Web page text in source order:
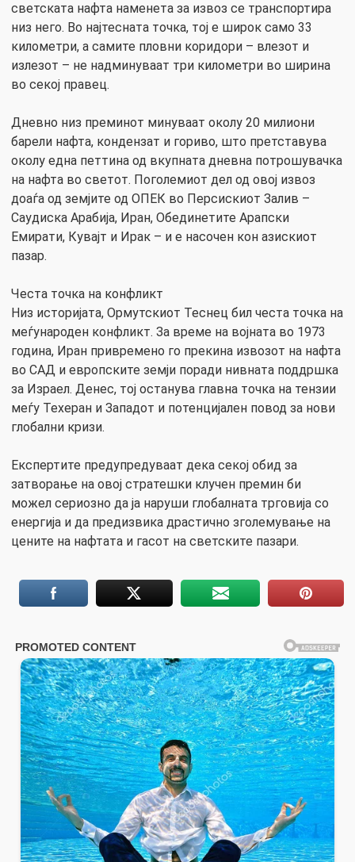
светската нафта наменета за извоз се транспортира
низ него. Во најтесната точка, тој е широк само 33
километри, а самите пловни коридори – влезот и
излезот – не надминуваат три километри во ширина
во секој правец.
Дневно низ преминот минуваат околу 20 милиони
барели нафта, кондензат и гориво, што претставува
околу една петтина од вкупната дневна потрошувачка
на нафта во светот. Поголемиот дел од овој извоз
доаѓа од земјите од ОПЕК во Персискиот Залив –
Саудиска Арабија, Иран, Обединетите Арапски
Емирати, Кувајт и Ирак – и е насочен кон азискиот
пазар.
Честа точка на конфликт
Низ историјата, Ормутскиот Теснец бил честа точка на
меѓународен конфликт. За време на војната во 1973
година, Иран привремено го прекина извозот на нафта
во САД и европските земји поради нивната поддршка
за Израел. Денес, тој останува главна точка на тензии
меѓу Техеран и Западот и потенцијален повод за нови
глобални кризи.
Експертите предупредуваат дека секој обид за
затворање на овој стратешки клучен премин би
можел сериозно да ја наруши глобалната трговија со
енергија и да предизвика драстично зголемување на
цените на нафтата и гасот на светските пазари.